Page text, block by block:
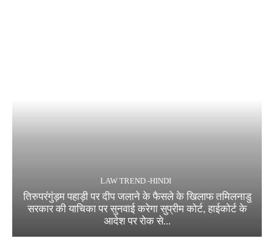
LAW TREND -HINDI
तिरुपरंगुंड़म पहाड़ी पर दीप जलाने के फैसले के खिलाफ तमिलनाडु
सरकार की याचिका पर सुनवाई करेगा सुप्रीम कोर्ट, हाईकोर्ट के
आदेश पर रोक से...